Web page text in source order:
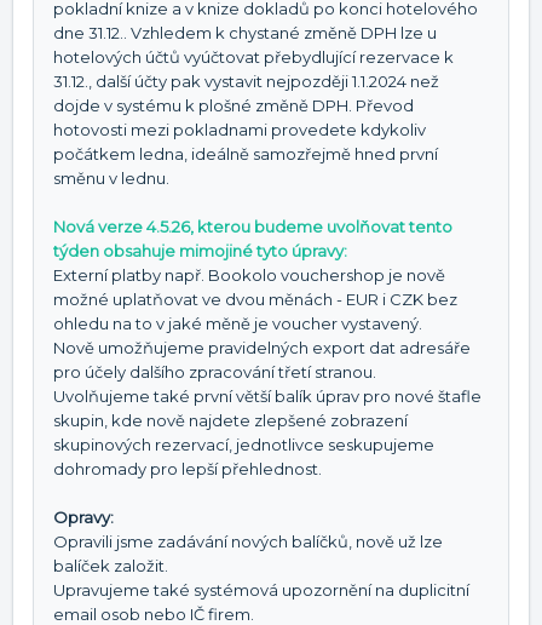
pokladní knize a v knize dokladů po konci hotelového
dne 31.12.. Vzhledem k chystané změně DPH lze u
hotelových účtů vyúčtovat přebydlující rezervace k
31.12., další účty pak vystavit nejpozději 1.1.2024 než
dojde v systému k plošné změně DPH. Převod
hotovosti mezi pokladnami provedete kdykoliv
počátkem ledna, ideálně samozřejmě hned první
směnu v lednu.
Nová verze 4.5.26, kterou budeme uvolňovat tento
týden obsahuje mimojiné tyto úpravy:
Externí platby např. Bookolo vouchershop je nově
možné uplatňovat ve dvou měnách - EUR i CZK bez
ohledu na to v jaké měně je voucher vystavený.
Nově umožňujeme pravidelných export dat adresáře
pro účely dalšího zpracování třetí stranou.
Uvolňujeme také první větší balík úprav pro nové štafle
skupin, kde nově najdete zlepšené zobrazení
skupinových rezervací, jednotlivce seskupujeme
dohromady pro lepší přehlednost.
Opravy:
Opravili jsme zadávání nových balíčků, nově už lze
balíček založit.
Upravujeme také systémová upozornění na duplicitní
email osob nebo IČ firem.